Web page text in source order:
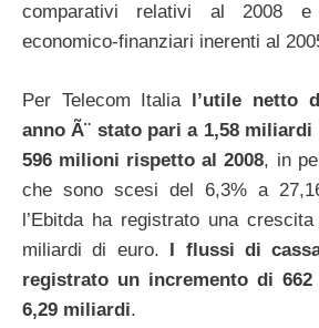
comparativi relativi al 2008
economico-finanziari inerenti al
Per Telecom Italia l’utile netto
anno Ã¨ stato pari a 1,58
596 milioni rispetto al 2008, in
che sono scesi del 6,3% a
l’Ebitda ha registrato una
miliardi di euro. I flussi di
registrato un incremento di
6,29 miliardi.